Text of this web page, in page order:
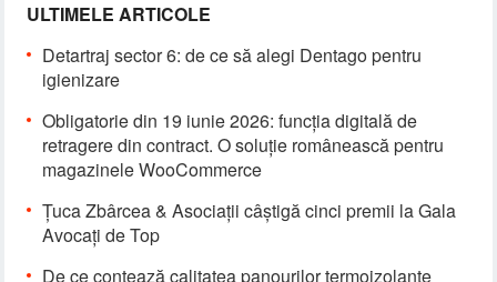
ULTIMELE ARTICOLE
Detartraj sector 6: de ce să alegi Dentago pentru
igienizare
Obligatorie din 19 iunie 2026: funcția digitală de
retragere din contract. O soluție românească pentru
magazinele WooCommerce
Țuca Zbârcea & Asociații câștigă cinci premii la Gala
Avocați de Top
De ce contează calitatea panourilor termoizolante